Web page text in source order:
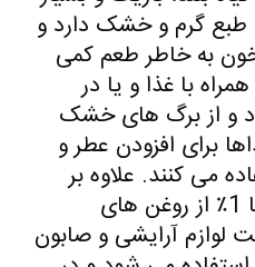
گرم و خشک دارد و
به خاطر طعم کمی
با غذا و یا در
و از برگ های خشک
برای افزودن عطر و
می کنند. علاوه بر
این، ترخون حاوی 0.3 تا 1٪ از روغن های
آرایشی و صابون